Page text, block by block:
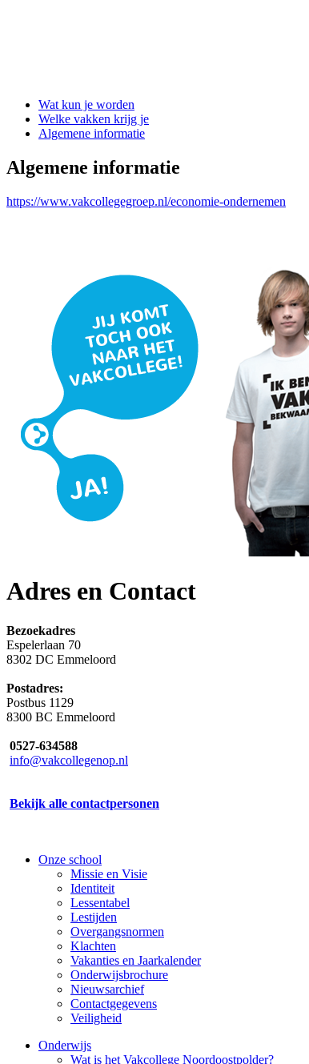
Wat kun je worden
Welke vakken krijg je
Algemene informatie
Algemene informatie
https://www.vakcollegegroep.nl/economie-ondernemen
Adres en Contact
Bezoekadres
Espelerlaan 70
8302 DC Emmeloord
Postadres:
Postbus 1129
8300 BC Emmeloord
0527-634588
info@vakcollegenop.nl
Bekijk alle contactpersonen
Onze school
Missie en Visie
Identiteit
Lessentabel
Lestijden
Overgangsnormen
Klachten
Vakanties en Jaarkalender
Onderwijsbrochure
Nieuwsarchief
Contactgegevens
Veiligheid
Onderwijs
Wat is het Vakcollege Noordoostpolder?